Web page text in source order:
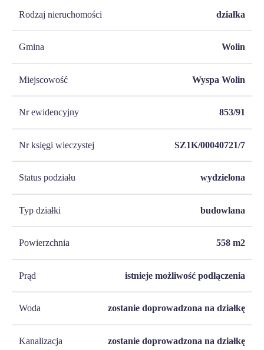
Rodzaj nieruchomości działka
Gmina Wolin
Miejscowość Wyspa Wolin
Nr ewidencyjny 853/91
Nr księgi wieczystej SZ1K/00040721/7
Status podziału wydzielona
Typ działki budowlana
Powierzchnia 558 m2
Prąd istnieje możliwość podłączenia
Woda zostanie doprowadzona na działkę
Kanalizacja zostanie doprowadzona na działkę